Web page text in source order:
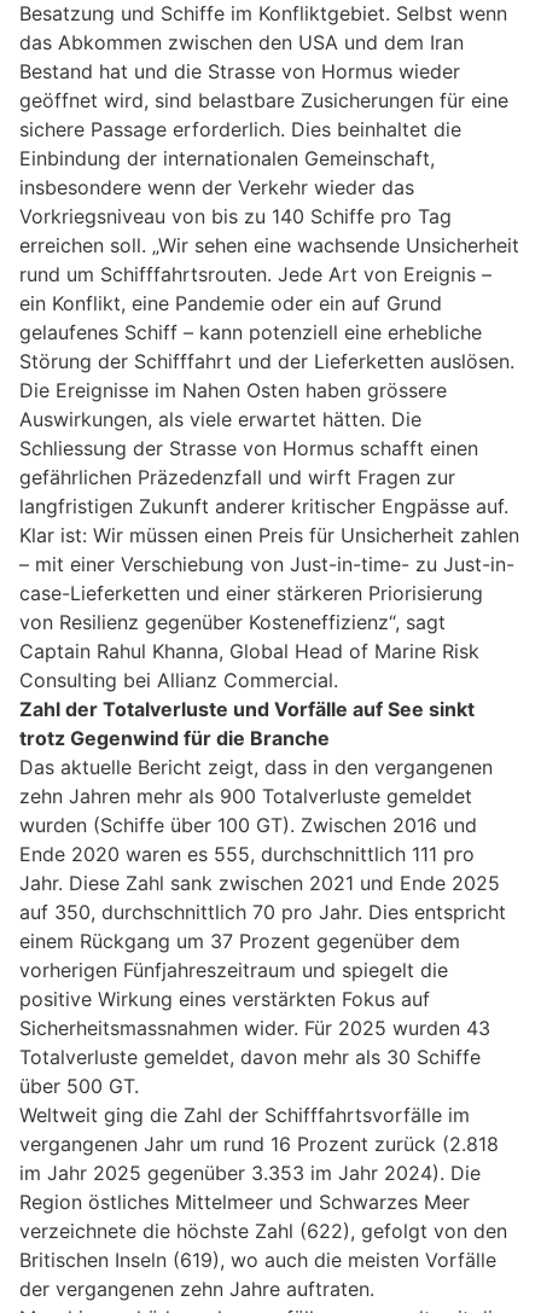
Besatzung und Schiffe im Konfliktgebiet. Selbst wenn
das Abkommen zwischen den USA und dem Iran
Bestand hat und die Strasse von Hormus wieder
geöffnet wird, sind belastbare Zusicherungen für eine
sichere Passage erforderlich. Dies beinhaltet die
Einbindung der internationalen Gemeinschaft,
insbesondere wenn der Verkehr wieder das
Vorkriegsniveau von bis zu 140 Schiffe pro Tag
erreichen soll. „Wir sehen eine wachsende Unsicherheit
rund um Schifffahrtsrouten. Jede Art von Ereignis –
ein Konflikt, eine Pandemie oder ein auf Grund
gelaufenes Schiff – kann potenziell eine erhebliche
Störung der Schifffahrt und der Lieferketten auslösen.
Die Ereignisse im Nahen Osten haben grössere
Auswirkungen, als viele erwartet hätten. Die
Schliessung der Strasse von Hormus schafft einen
gefährlichen Präzedenzfall und wirft Fragen zur
langfristigen Zukunft anderer kritischer Engpässe auf.
Klar ist: Wir müssen einen Preis für Unsicherheit zahlen
– mit einer Verschiebung von Just-in-time- zu Just-in-
case-Lieferketten und einer stärkeren Priorisierung
von Resilienz gegenüber Kosteneffizienz“, sagt
Captain Rahul Khanna, Global Head of Marine Risk
Consulting bei Allianz Commercial.
Zahl der Totalverluste und Vorfälle auf See sinkt
trotz Gegenwind für die Branche
Das aktuelle Bericht zeigt, dass in den vergangenen
zehn Jahren mehr als 900 Totalverluste gemeldet
wurden (Schiffe über 100 GT). Zwischen 2016 und
Ende 2020 waren es 555, durchschnittlich 111 pro
Jahr. Diese Zahl sank zwischen 2021 und Ende 2025
auf 350, durchschnittlich 70 pro Jahr. Dies entspricht
einem Rückgang um 37 Prozent gegenüber dem
vorherigen Fünfjahreszeitraum und spiegelt die
positive Wirkung eines verstärkten Fokus auf
Sicherheitsmassnahmen wider. Für 2025 wurden 43
Totalverluste gemeldet, davon mehr als 30 Schiffe
über 500 GT.
Weltweit ging die Zahl der Schifffahrtsvorfälle im
vergangenen Jahr um rund 16 Prozent zurück (2.818
im Jahr 2025 gegenüber 3.353 im Jahr 2024). Die
Region östliches Mittelmeer und Schwarzes Meer
verzeichnete die höchste Zahl (622), gefolgt von den
Britischen Inseln (619), wo auch die meisten Vorfälle
der vergangenen zehn Jahre auftraten.